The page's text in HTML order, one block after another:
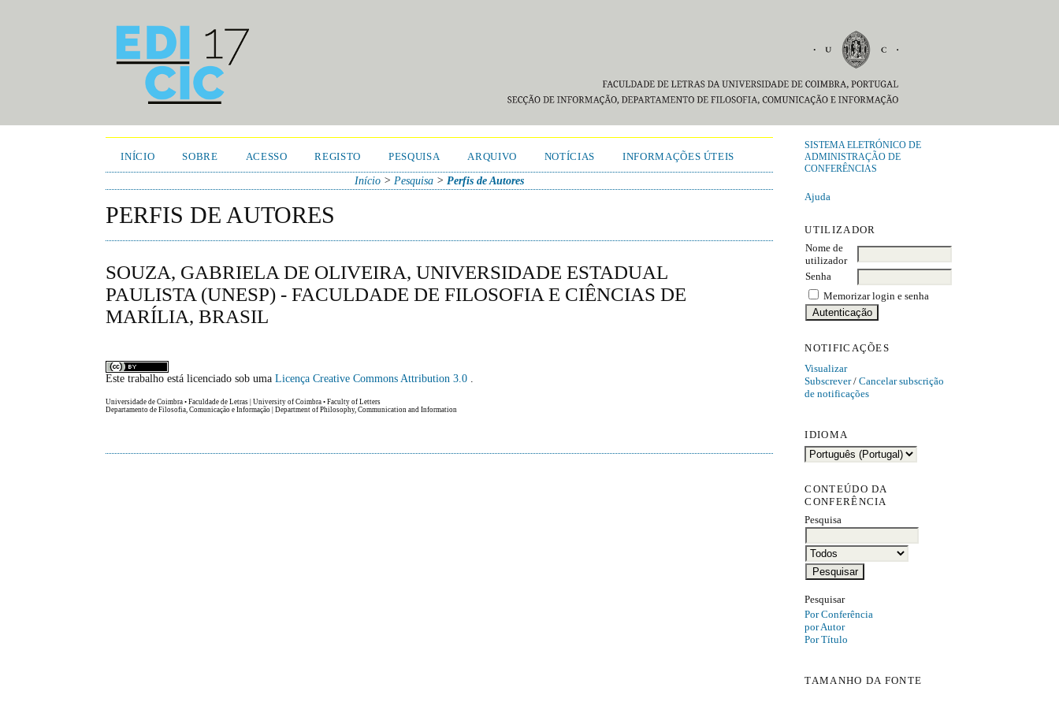
SISTEMA ELETRÓNICO DE
ADMINISTRAÇÃO DE
CONFERÊNCIAS
Ajuda
UTILIZADOR
Nome de
utilizador
Senha
Memorizar login e senha
NOTIFICAÇÕES
Visualizar
Subscrever/Cancelar subscrição
de notificações
IDIOMA
CONTEÚDO DA
CONFERÊNCIA
Pesquisa
Pesquisar
Por Conferência
por Autor
Por Título
TAMANHO DA FONTE
INÍCIO SOBRE ACESSO REGISTO PESQUISA ARQUIVO NOTÍCIAS INFORMAÇÕES ÚTEIS
Início >Pesquisa >Perfis de Autores
PERFIS DE AUTORES
SOUZA, GABRIELA DE OLIVEIRA, UNIVERSIDADE ESTADUAL
PAULISTA (UNESP) - FACULDADE DE FILOSOFIA E CIÊNCIAS DE
MARÍLIA, BRASIL
Este trabalho está licenciado sob umaLicença Creative Commons Attribution 3.0 .
Universidade de Coimbra • Faculdade de Letras | University of Coimbra • Faculty of Letters
Departamento de Filosofia, Comunicação e Informação | Department of Philosophy, Communication and Information